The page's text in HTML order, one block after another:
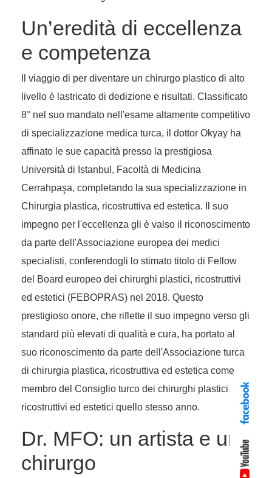
Un’eredità di eccellenza
e competenza
Il viaggio di per diventare un chirurgo plastico di alto
livello è lastricato di dedizione e risultati. Classificato
8° nel suo mandato nell'esame altamente competitivo
di specializzazione medica turca, il dottor Okyay ha
affinato le sue capacità presso la prestigiosa
Università di Istanbul, Facoltà di Medicina
Cerrahpaşa, completando la sua specializzazione in
Chirurgia plastica, ricostruttiva ed estetica. Il suo
impegno per l'eccellenza gli è valso il riconoscimento
da parte dell'Associazione europea dei medici
specialisti, conferendogli lo stimato titolo di Fellow
del Board europeo dei chirurghi plastici, ricostruttivi
ed estetici (FEBOPRAS) nel 2018. Questo
prestigioso onore, che riflette il suo impegno verso gli
standard più elevati di qualità e cura, ha portato al
suo riconoscimento da parte dell'Associazione turca
di chirurgia plastica, ricostruttiva ed estetica come
membro del Consiglio turco dei chirurghi plastici,
ricostruttivi ed estetici quello stesso anno.
Dr. MFO: un artista e un
chirurgo